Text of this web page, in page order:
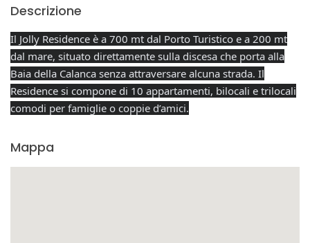
Descrizione
Il Jolly Residence è a 700 mt dal Porto Turistico e a 200 mt
dal mare, situato direttamente sulla discesa che porta alla
Baia della Calanca senza attraversare alcuna strada. Il
Residence si compone di 10 appartamenti, bilocali e trilocali
comodi per famiglie o coppie d’amici.
Mappa